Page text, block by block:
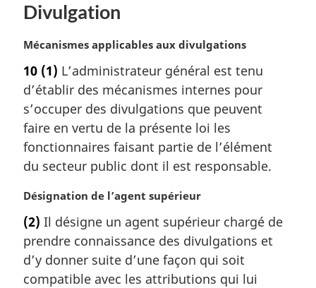
a
e
:
Divulgation
N
t
e
m
a
r
g
i
a
l
e
:
Mécanismes applicables aux divulgations
10 (1) L’administrateur général est tenu
d’établir des mécanismes internes pour
s’occuper des divulgations que peuvent
faire en vertu de la présente loi les
fonctionnaires faisant partie de l’élément
du secteur public dont il est responsable.
N
t
e
m
a
Désignation de l’agent supérieur
(2) Il désigne un agent supérieur chargé de
prendre connaissance des divulgations et
d’y donner suite d’une façon qui soit
compatible avec les attributions qui lui